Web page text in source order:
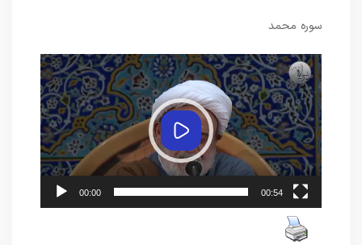
سوره محمد
00:54
نمایشگر
ویدیو
00:00 00:54
پخش